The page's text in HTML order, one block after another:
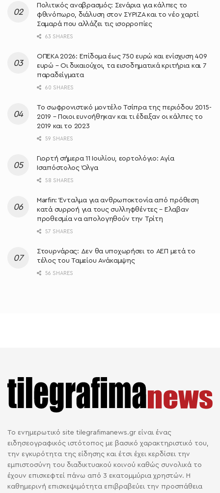
Πολιτικός αναβρασμός: Σενάρια για κάλπες το
φθινόπωρο, διάλυση στον ΣΥΡΙΖΑ και το νέο χαρτί
Σαμαρά που αλλάζει τις ισορροπίες
63 SHARES
ΟΠΕΚΑ 2026: Επίδομα έως 750 ευρώ και ενίσχυση 409
ευρώ – Οι δικαιούχοι, τα εισοδηματικά κριτήρια και 7
παραδείγματα
60 SHARES
Το σωφρονιστικό μοντέλο Τσίπρα της περιόδου 2015-
2019 – Ποιοι ευνοήθηκαν και τι έδειξαν οι κάλπες το
2019 και το 2023
59 SHARES
Γιορτή σήμερα 11 Ιουλίου, εορτολόγιο: Αγία
Ισαπόστολος Όλγα
58 SHARES
Marfin: Ένταλμα για ανθρωποκτονία από πρόθεση
κατά συρροή για τους συλληφθέντες – Ελαβαν
προθεσμία να απολογηθούν την Τρίτη
57 SHARES
Στουρνάρας: Δεν θα υποχωρήσει το ΑΕΠ μετά το
τέλος του Ταμείου Ανάκαμψης
56 SHARES
Το ενημερωτικό site tilegrafimanews.gr είναι ένας
ειδησεογραφικός ιστότοπος με βασικό χαρακτηριστικό του,
την εγκυρότητα της είδησης και έτσι έχει κερδίσει την
εμπιστοσύνη του διαδικτυακού κοινού καθώς συνολικά το
έχουν επισκεφτεί πάνω από 3 εκατομμύρια χρηστών. Η
καθημερινή επισκεψιμότητα επιβραβεύει την προσπάθεια